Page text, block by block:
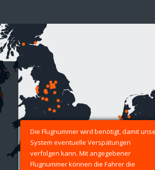
Die Flugnummer wird benötigt, damit
System eventuelle Verspätungen
verfolgen kann. Mit angegebener
Flugnummer können die Fahrer die